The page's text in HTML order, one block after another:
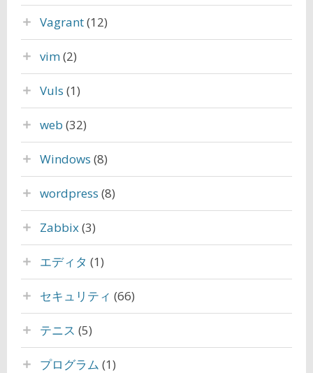
Vagrant(12)
vim(2)
Vuls (1)
web (32)
Windows (8)
wordpress (8)
Zabbix(3)
エディタ (1)
セキュリティ (66)
テニス (5)
プログラム (1)